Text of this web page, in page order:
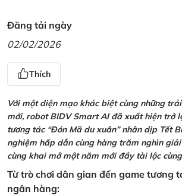
Đăng tải ngày
02/02/2026
Thích
Với một diện mạo khác biệt cùng những
mới, robot BIDV Smart AI đã xuất hiện trở
tương tác “Đón Mã du xuân” nhân dịp Tết
nghiệm hấp dẫn cùng hàng trăm nghìn
cùng khai mở một năm mới đầy tài lộc
Từ trò chơi dân gian đến game tương
ngân hàng: